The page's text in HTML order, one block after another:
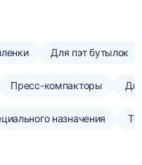
Для пэт бутылок
Пресс-компакторы
назначения